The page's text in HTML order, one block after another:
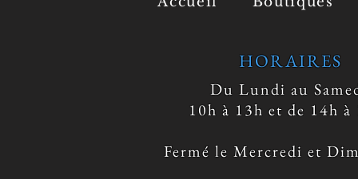
HORAIRES
Du Lundi au
10h à 13h et de 14h à
Fermé le Mercredi et